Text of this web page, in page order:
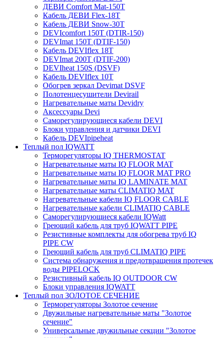
ДЕВИ Comfort Mat-150T
Кабель ДЕВИ Flex-18T
Кабель ДЕВИ Snow-30T
DEVIcomfort 150T (DTIR-150)
DEVImat 150T (DTIF-150)
Кабель DEVIflex 18T
DEVImat 200T (DTIF-200)
DEVIheat 150S (DSVF)
Кабель DEVIflex 10T
Обогрев зеркал Devimat DSVF
Полотенцесушители Devirail
Нагревательные маты Devidry
Аксессуары Devi
Саморегулирующиеся кабели DEVI
Блоки управления и датчики DEVI
Кабель DEVIpipeheat
Теплый пол IQWATT
Терморегуляторы IQ THERMOSTAT
Нагревательные маты IQ FLOOR MAT
Нагревательные маты IQ FLOOR MAT PRO
Нагревательные маты IQ LAMINATE MAT
Нагревательные маты CLIMATIQ MAT
Нагревательные кабели IQ FLOOR CABLE
Нагревательные кабели CLIMATIQ CABLE
Саморегулирующиеся кабели IQWatt
Греющий кабель для труб IQWATT PIPE
Резистивные комплекты для обогрева труб IQ
PIPE CW
Греющий кабель для труб CLIMATIQ PIPE
Система обнаружения и предотвращения протечек
воды PIPELOCK
Резистивный кабель IQ OUTDOOR CW
Блоки управления IQWATT
Теплый пол ЗОЛОТОЕ СЕЧЕНИЕ
Терморегуляторы Золотое сечение
Двужильные нагревательные маты "Золотое
сечение"
Универсальные двужильные секции "Золотое